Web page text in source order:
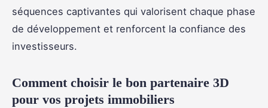
séquences captivantes qui valorisent chaque phase
de développement et renforcent la confiance des
investisseurs.
Comment choisir le bon partenaire 3D
pour vos projets immobiliers